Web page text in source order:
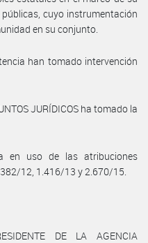
cuyo instrumentación
en su conjunto.
han tomado intervención
JURÍDICOS ha tomado la
en uso de las atribuciones
12, 1.416/13 y 2.670/15.
DE LA AGENCIA